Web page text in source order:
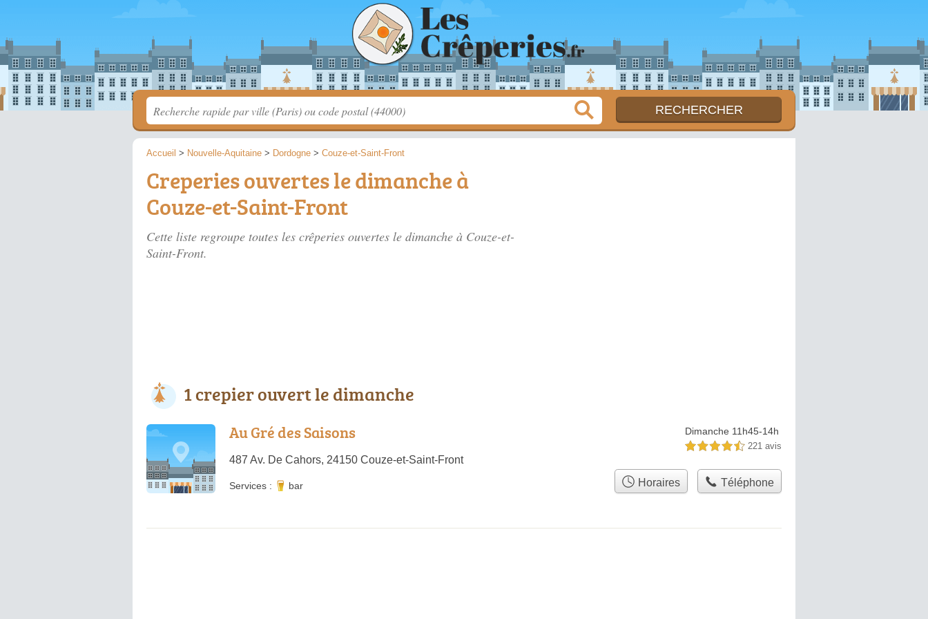
Accueil > Nouvelle-Aquitaine > Dordogne > Couze-et-Saint-Front
Creperies ouvertes le dimanche à
Couze-et-Saint-Front
Cette liste regroupe toutes les crêperies ouvertes le dimanche à Couze-et-
Saint-Front.
1 crepier ouvert le dimanche
Au Gré des Saisons
487 Av. De Cahors, 24150 Couze-et-Saint-Front
Dimanche 11h45-14h
4,5 étoiles sur 5 221 avis
Services : bar Horaires Téléphone